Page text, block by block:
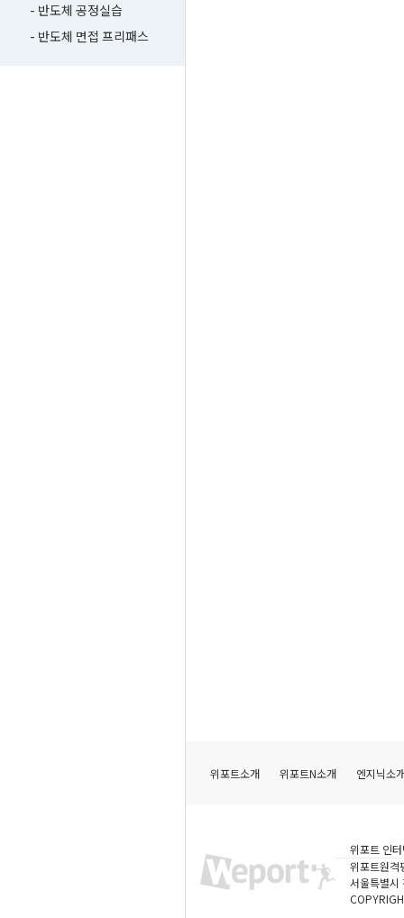
- 반도체 공정실습
- 반도체 면접 프리패스
위포트소개 위포트N소개 엔지닉소
위포트 인
위포트원격
서울특별시